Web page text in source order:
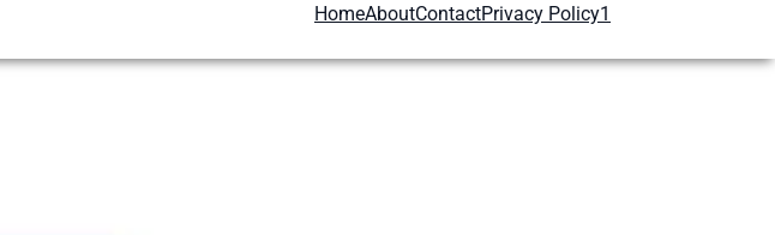
HomeAboutContactPrivacy Policy1